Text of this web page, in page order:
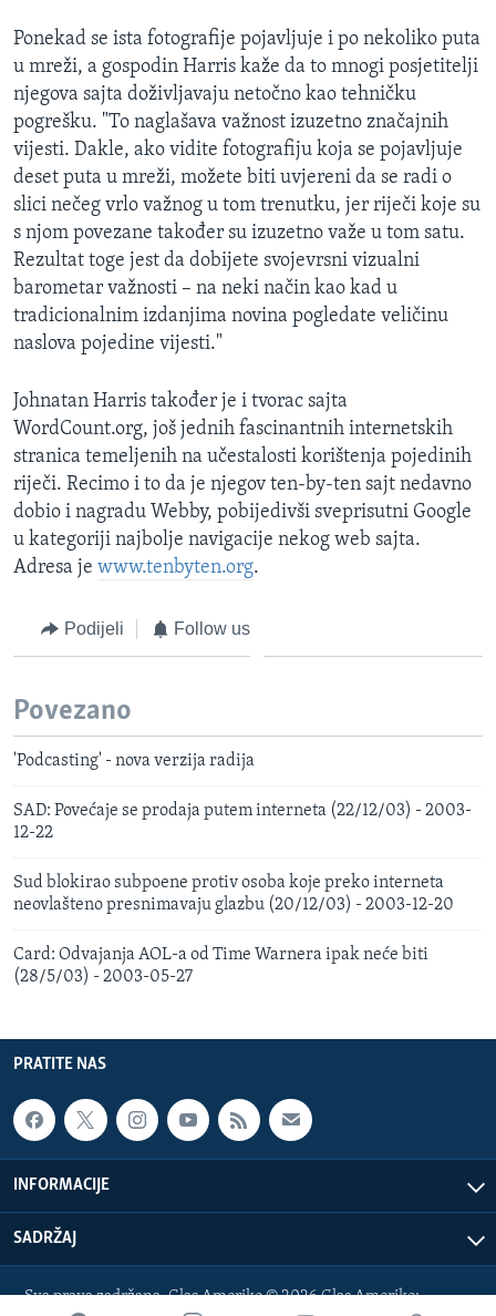
Ponekad se ista fotografije pojavljuje i po nekoliko puta
u mreži, a gospodin Harris kaže da to mnogi posjetitelji
njegova sajta doživljavaju netočno kao tehničku
pogrešku. "To naglašava važnost izuzetno značajnih
vijesti. Dakle, ako vidite fotografiju koja se pojavljuje
deset puta u mreži, možete biti uvjereni da se radi o
slici nečeg vrlo važnog u tom trenutku, jer riječi koje su
s njom povezane također su izuzetno važe u tom satu.
Rezultat toge jest da dobijete svojevrsni vizualni
barometar važnosti – na neki način kao kad u
tradicionalnim izdanjima novina pogledate veličinu
naslova pojedine vijesti."
Johnatan Harris također je i tvorac sajta
WordCount.org, još jednih fascinantnih internetskih
stranica temeljenih na učestalosti korištenja pojedinih
riječi. Recimo i to da je njegov ten-by-ten sajt nedavno
dobio i nagradu Webby, pobijedivši sveprisutni Google
u kategoriji najbolje navigacije nekog web sajta.
Adresa je www.tenbyten.org.
Podijeli Follow us
Povezano
'Podcasting' - nova verzija radija
SAD: Povećaje se prodaja putem interneta (22/12/03) - 2003-
12-22
Sud blokirao subpoene protiv osoba koje preko interneta
neovlašteno presnimavaju glazbu (20/12/03) - 2003-12-20
Card: Odvajanja AOL-a od Time Warnera ipak neće biti
(28/5/03) - 2003-05-27
PRATITE NAS
INFORMACIJE
SADRŽAJ
Sva prava zadržana. Glas Amerike © 2026 Glas Amerike: